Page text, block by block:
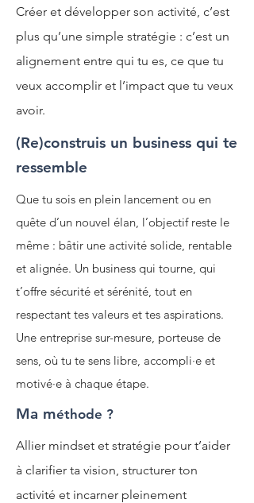
Créer et développer son activité, c’est
plus qu’une simple stratégie : c’est un
alignement entre qui tu es, ce que tu
veux accomplir et l’impact que tu veux
avoir.
(Re)construis un business qui te
ressemble
Que tu sois en plein lancement ou en
quête d’un nouvel élan, l’objectif reste le
même : bâtir une activité solide, rentable
et alignée. Un business qui tourne, qui
t’offre sécurité et sérénité, tout en
respectant tes valeurs et tes aspirations.
Une entreprise sur-mesure, porteuse de
sens, où tu te sens libre, accompli·e et
motivé·e à chaque étape.
Ma méthode ?
Allier mindset et stratégie pour t’aider
à clarifier ta vision, structurer ton
activité et incarner pleinement